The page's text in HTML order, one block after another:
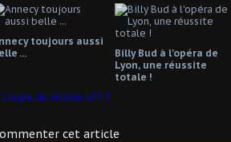
toujours aussi
...
Billy Bud à l'opéra de
Lyon, une réussite
totale !
Coupe du monde off 7
cet article